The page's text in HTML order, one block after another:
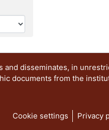
disseminates, in
documents from the
Cookie settings Privacy